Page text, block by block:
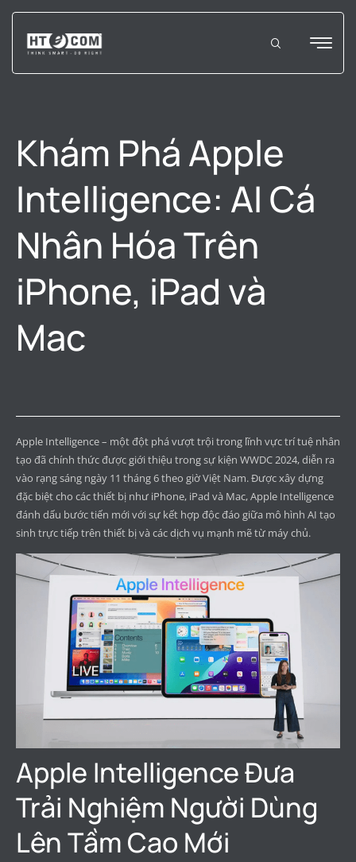
Khám Phá Apple
Intelligence: AI Cá
Nhân Hóa Trên
iPhone, iPad và
Mac
Apple Intelligence – một đột phá vượt trội trong lĩnh vực trí tuệ nhân
tạo đã chính thức được giới thiệu trong sự kiện WWDC 2024, diễn ra
vào rạng sáng ngày 11 tháng 6 theo giờ Việt Nam. Được xây dựng
đặc biệt cho các thiết bị như iPhone, iPad và Mac, Apple Intelligence
đánh dấu bước tiến mới với sự kết hợp độc đáo giữa mô hình AI tạo
sinh trực tiếp trên thiết bị và các dịch vụ mạnh mẽ từ máy chủ.
Apple Intelligence Đưa
Trải Nghiệm Người Dùng
Lên Tầm Cao Mới